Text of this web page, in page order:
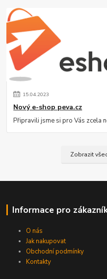
15.04.2023
Nový e-shop peva.cz
Připravili jsme si pro Vás zcela
Zobrazit
Informace pro
O nás
Jak nakupovat
Obchodní podmínky
Kontakty